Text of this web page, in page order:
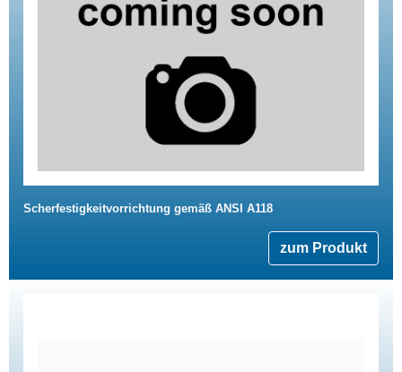
Scherfestigkeitvorrichtung gemäß ANSI A118
zum Produkt